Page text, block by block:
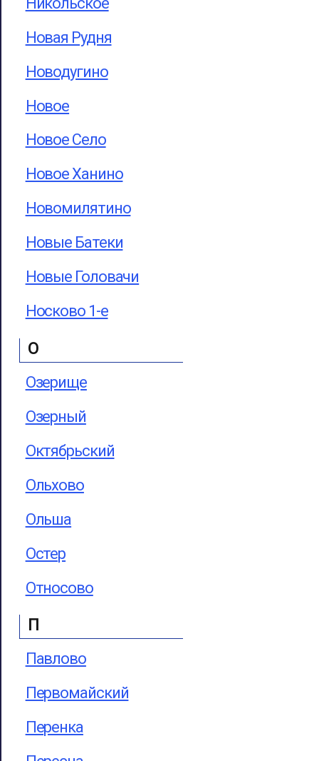
Новая Рудня
Новодугино
Новое
Новое Село
Новое Ханино
Новомилятино
Новые Батеки
Новые Головачи
Носково 1-е
О
Озерище
Озерный
Октябрьский
Ольхово
Ольша
Остер
Относово
П
Павлово
Первомайский
Перенка